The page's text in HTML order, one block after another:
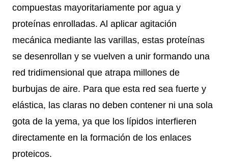
compuestas mayoritariamente por agua y
proteínas enrolladas. Al aplicar agitación
mecánica mediante las varillas, estas proteínas
se desenrollan y se vuelven a unir formando una
red tridimensional que atrapa millones de
burbujas de aire. Para que esta red sea fuerte y
elástica, las claras no deben contener ni una sola
gota de la yema, ya que los lípidos interfieren
directamente en la formación de los enlaces
proteicos.